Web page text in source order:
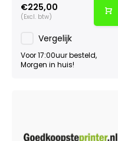
€225,00
(Excl. btw)
Vergelijk
Voor 17:00uur besteld,
Morgen in huis!